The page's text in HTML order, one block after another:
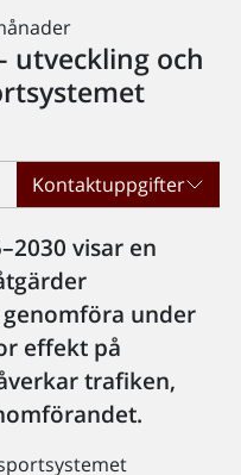
utveckling och
Kontaktuppgifter
visar en
under
effekt på
trafiken,